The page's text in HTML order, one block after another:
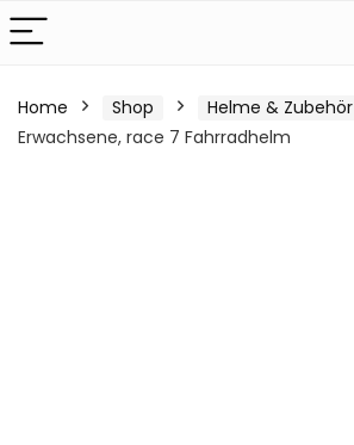
Home Shop Helme & Zubehör
Erwachsene, race 7 Fahrradhelm